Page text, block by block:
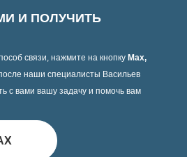
И ПОЛУЧИТЬ
связи, нажмите на кнопку Max,
наши специалисты Васильев
с вами вашу задачу и помочь вам